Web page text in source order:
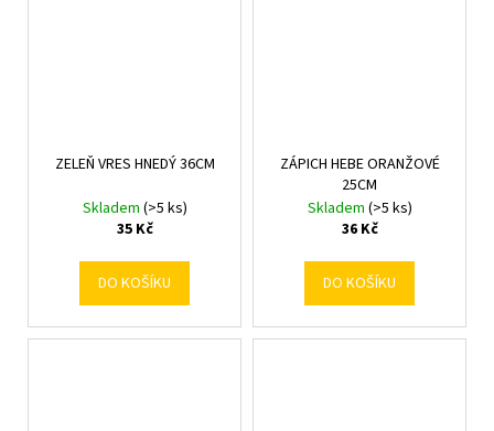
ZELEŇ VRES HNEDÝ 36CM
Skladem (>5 ks)
35 Kč
DO KOŠÍKU
ZÁPICH HEBE ORANŽOVÉ
25CM
Skladem (>5 ks)
36 Kč
DO KOŠÍKU